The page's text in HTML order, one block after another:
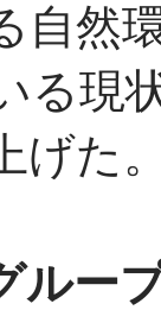
自然
る現
げた
ー